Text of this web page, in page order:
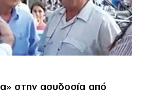
στην ασυδοσία από